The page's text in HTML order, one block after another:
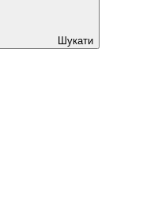
Шукати